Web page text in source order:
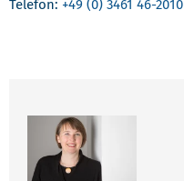
Telefon: +49 (0) 3461 46-2010